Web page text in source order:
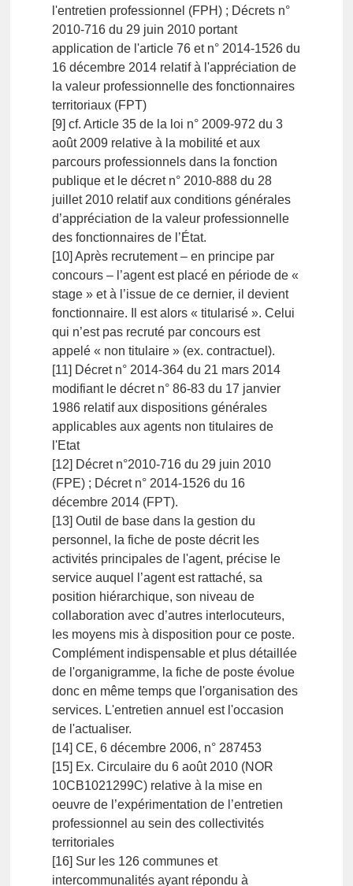
l'entretien professionnel (FPH) ; Décrets n°
2010-716 du 29 juin 2010 portant
application de l'article 76 et n° 2014-1526 du
16 décembre 2014 relatif à l'appréciation de
la valeur professionnelle des fonctionnaires
territoriaux (FPT)
[9] cf. Article 35 de la loi n° 2009-972 du 3
août 2009 relative à la mobilité et aux
parcours professionnels dans la fonction
publique et le décret n° 2010-888 du 28
juillet 2010 relatif aux conditions générales
d’appréciation de la valeur professionnelle
des fonctionnaires de l’État.
[10] Après recrutement – en principe par
concours – l’agent est placé en période de «
stage » et à l’issue de ce dernier, il devient
fonctionnaire. Il est alors « titularisé ». Celui
qui n’est pas recruté par concours est
appelé « non titulaire » (ex. contractuel).
[11] Décret n° 2014-364 du 21 mars 2014
modifiant le décret n° 86-83 du 17 janvier
1986 relatif aux dispositions générales
applicables aux agents non titulaires de
l'Etat
[12] Décret n°2010-716 du 29 juin 2010
(FPE) ; Décret n° 2014-1526 du 16
décembre 2014 (FPT).
[13] Outil de base dans la gestion du
personnel, la fiche de poste décrit les
activités principales de l'agent, précise le
service auquel l’agent est rattaché, sa
position hiérarchique, son niveau de
collaboration avec d’autres interlocuteurs,
les moyens mis à disposition pour ce poste.
Complément indispensable et plus détaillée
de l'organigramme, la fiche de poste évolue
donc en même temps que l'organisation des
services. L'entretien annuel est l'occasion
de l'actualiser.
[14] CE, 6 décembre 2006, n° 287453
[15] Ex. Circulaire du 6 août 2010 (NOR
10CB1021299C) relative à la mise en
oeuvre de l’expérimentation de l’entretien
professionnel au sein des collectivités
territoriales
[16] Sur les 126 communes et
intercommunalités ayant répondu à